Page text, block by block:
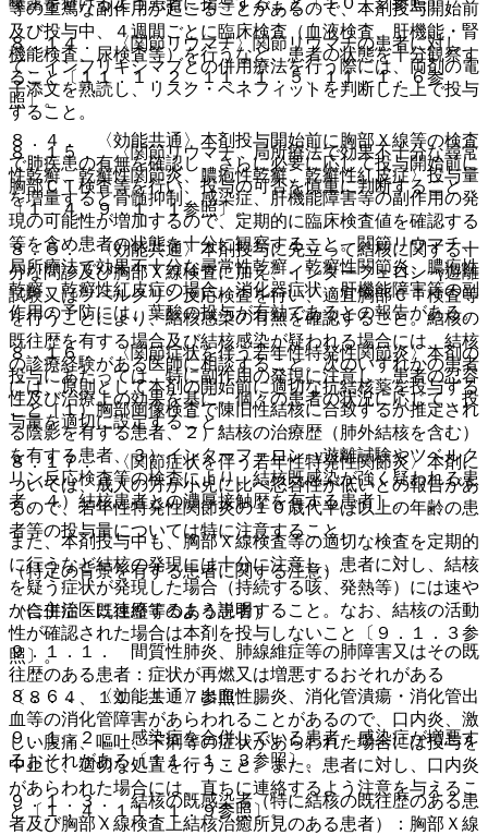
８．１４． 〈関節リウマチ〉関節リウマチの患者に対し
て、インフリキシマブとの併用療法を行う際には、両剤の電
子添文を熟読し、リスク・ベネフィットを判断した上で投与
すること。
８．１５． 〈関節リウマチ、局所療法で効果不十分な尋常
性乾癬、乾癬性関節炎、膿疱性乾癬、乾癬性紅皮症〉投与量
を増量すると骨髄抑制、感染症、肝機能障害等の副作用の発
現の可能性が増加するので、定期的に臨床検査値を確認する
等を含め患者の状態を十分に観察すること。関節リウマチ、
局所療法で効果不十分な尋常性乾癬、乾癬性関節炎、膿疱性
乾癬、乾癬性紅皮症の場合、消化器症状、肝機能障害等の副
作用の予防には、葉酸の投与が有効であるとの報告がある。
８．１６． 〈関節症状を伴う若年性特発性関節炎〉本剤の
投与にあたっては、特に副作用の発現に注意し、患者の忍容
性及び治療上の効果を基に、個々の患者の状況に応じて、投
与量を適切に設定すること。
８．１７． 〈関節症状を伴う若年性特発性関節炎〉本剤に
ついては、成人の方が小児に比べ忍容性が低いとの報告があ
るので、若年性特発性関節炎の１０歳代半ば以上の年齢の患
者等の投与量については特に注意すること。
（特定の背景を有する患者に関する注意）
（合併症・既往歴等のある患者）
９．１．１． 間質性肺炎、肺線維症等の肺障害又はその既
往歴のある患者：症状が再燃又は増悪するおそれがある
〔８．４、１１．１．７参照〕。
９．１．２． 感染症を合併している患者：感染症が増悪す
るおそれがある〔１１．１．３参照〕。
９．１．３． 結核の既感染者（特に結核の既往歴のある患
者及び胸部Ｘ線検査上結核治癒所見のある患者）：胸部Ｘ線
等の重篤な副作用が起こることがあるので、本剤投与開始前
及び投与中、４週間ごとに臨床検査（血液検査、肝機能・腎
機能検査、尿検査等）を行うなど、患者の状態を十分観察す
ること〔１１．１．２、１１．１．５、１１．１．６参
照〕。
８．４． 〈効能共通〉本剤投与開始前に胸部Ｘ線等の検査
で肺疾患の有無を確認し、さらに必要に応じて投与開始前に
胸部ＣＴ検査等を行い、投与の可否を慎重に判断すること
〔１．４、９．１．１参照〕。
８．５． 〈効能共通〉本剤投与に先立って結核に関する十
分な問診及び胸部Ｘ線検査に加え、インターフェロン−γ遊離
試験又はツベルクリン反応検査を行い、適宜胸部ＣＴ検査等
を行うことにより、結核感染の有無を確認すること。結核の
既往歴を有する場合及び結核感染が疑われる場合には、結核
の診療経験がある医師に相談すること。次のいずれかの患者
には、原則として本剤の開始前に適切な抗結核薬を投与する
こと［１）胸部画像検査で陳旧性結核に合致するか推定され
る陰影を有する患者、２）結核の治療歴（肺外結核を含む）
を有する患者、３）インターフェロン−γ遊離試験やツベルク
リン反応検査等の検査により、結核既感染が強く疑われる患
者、４）結核患者との濃厚接触歴を有する患者］。
また、本剤投与中も、胸部Ｘ線検査等の適切な検査を定期的
に行うなど結核の発現には十分に注意し、患者に対し、結核
を疑う症状が発現した場合（持続する咳、発熱等）には速や
かに主治医に連絡するよう説明すること。なお、結核の活動
性が確認された場合は本剤を投与しないこと〔９．１．３参
照〕。
８．６． 〈効能共通〉出血性腸炎、消化管潰瘍・消化管出
血等の消化管障害があらわれることがあるので、口内炎、激
しい腹痛、嘔吐、下痢等の症状があらわれた場合には投与を
中止し、適切な処置を行うこと。また、患者に対し、口内炎
があらわれた場合には、直ちに連絡するよう注意を与えるこ
と〔１．４、１１．１．９参照〕。